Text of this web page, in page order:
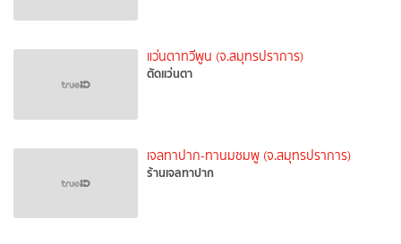
แว่นตาทวีพูน (จ.สมุทรปราการ)
ตัดแว่นตา
เจลทาปาก-ทานมชมพู (จ.สมุทรปราการ)
ร้านเจลทาปาก